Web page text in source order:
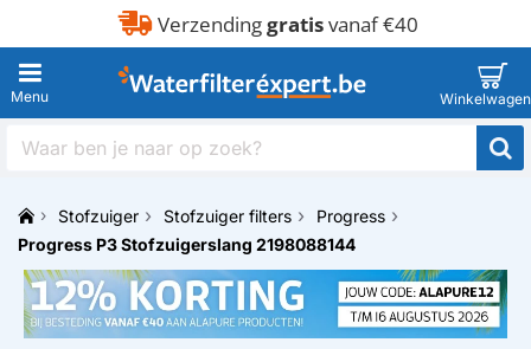
Verzendinggratisvanaf €40
Waar
naar
oph
m
e
Stofzuiger Stofzuiger filters
Progress
Progress P3 Stofzuigerslang 2198088144